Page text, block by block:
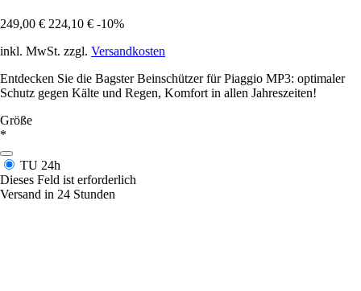
249,00 € 224,10 € -10%
inkl. MwSt. zzgl. Versandkosten
Entdecken Sie die Bagster Beinschützer für Piaggio MP3: optimaler
Schutz gegen Kälte und Regen, Komfort in allen Jahreszeiten!
Größe
*
TU 24h
Dieses Feld ist erforderlich
Versand in 24 Stunden